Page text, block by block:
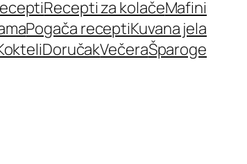
Recepti za kolačeMafini
Pogača receptiKuvana jela
DoručakVečeraŠparoge